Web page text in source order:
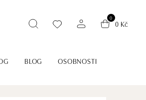
0
0 Kč
BLOG OSOBNOSTI